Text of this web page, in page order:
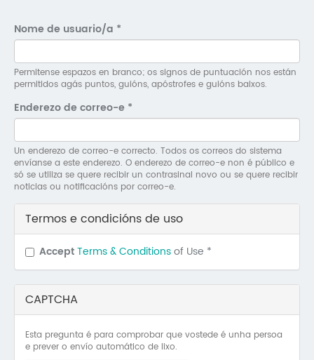
O
O
Nome de usuario/a *
Permitense espazos en branco; os signos de puntuación nos están
permitidos agás puntos, guións, apóstrofes e guións baixos.
Enderezo de correo-e *
Un enderezo de correo-e correcto. Todos os correos do sistema
envíanse a este enderezo. O enderezo de correo-e non é público e
só se utiliza se quere recibir un contrasinal novo ou se quere recibir
noticias ou notificacións por correo-e.
Termos e condicións de uso
AcceptTerms & Conditionsof Use *
CAPTCHA
Esta pregunta é para comprobar que vostede é unha persoa
e prever o envío automático de lixo.